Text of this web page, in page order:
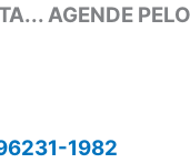
AGENDE
1982